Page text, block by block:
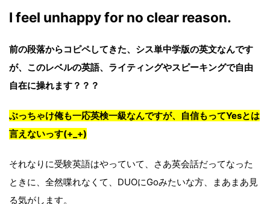
I feel unhappy for no clear reason.
前の段落からコピペしてきた、シス単中学版の英文なんです
が、このレベルの英語、ライティングやスピーキングで自由
自在に操れます？？？
ぶっちゃけ俺も一応英検一級なんですが、自信もってYesとは
言えないっす(+_+)
それなりに受験英語はやっていて、さあ英会話だってなった
ときに、全然喋れなくて、DUOにGoみたいな方、まあまあ見
る気がします。